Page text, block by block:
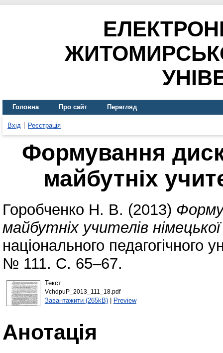
Головна Про сайт Перегляд
Вхід Реєстрація
Формування
майбутніх
Горобченко Н. В. (2013)
майбутніх учителів
національного педагогічного
№ 111. С. 65–67.
Текст
VchdpuP_2013_111_18.pdf
Завантажити (265kB)| Preview
Анотація